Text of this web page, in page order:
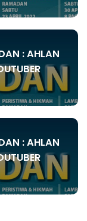
: AHLAN
: AHLAN